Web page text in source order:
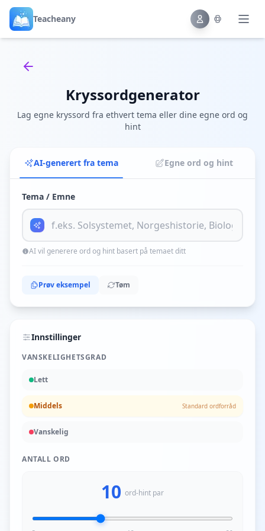
Teacheany
Back to tools
Kryssordgenerator
Lag egne kryssord fra ethvert tema eller dine egne ord og
hint
AI-generert fra tema Egne ord og hint
Tema / Emne
AI vil generere ord og hint basert på temaet ditt
Prøv eksempel Tøm
Innstillinger
VANSKELIGHETSGRAD
Lett
Middels Standard ordforråd
Vanskelig
ANTALL ORD
10 ord-hint par